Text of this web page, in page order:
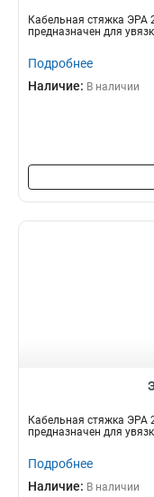
Кабельная стяжка ЭРА
предназначен для
Подробнее
Наличие: В наличии
Кабельная стяжка ЭРА
предназначен для
Подробнее
Наличие: В наличии